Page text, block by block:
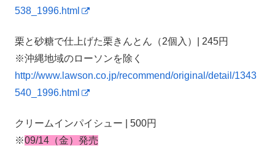
538_1996.html
栗と砂糖で仕上げた栗きんとん（2個入）| 245円
※沖縄地域のローソンを除く
http://www.lawson.co.jp/recommend/original/detail/1343
540_1996.html
クリームインパイシュー | 500円
※09/14（金）発売